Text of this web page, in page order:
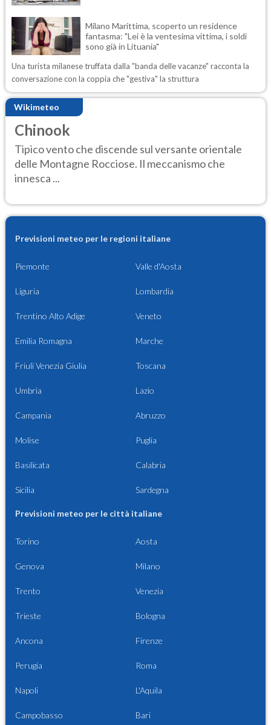
Milano Marittima, scoperto un residence
fantasma: "Lei è la ventesima vittima, i soldi
sono già in Lituania"
Una turista milanese truffata dalla "banda delle vacanze" racconta la
conversazione con la coppia che "gestiva" la struttura
Wikimeteo
Chinook
Tipico vento che discende sul versante orientale
delle Montagne Rocciose. Il meccanismo che
innesca ...
Previsioni meteo per le regioni italiane
Piemonte Valle d'Aosta
Liguria Lombardia
Trentino Alto Adige Veneto
Emilia Romagna Marche
Friuli Venezia Giulia Toscana
Umbria Lazio
Campania Abruzzo
Molise Puglia
Basilicata Calabria
Sicilia Sardegna
Previsioni meteo per le città italiane
Torino Aosta
Genova Milano
Trento Venezia
Trieste Bologna
Ancona Firenze
Perugia Roma
Napoli L'Aquila
Campobasso Bari